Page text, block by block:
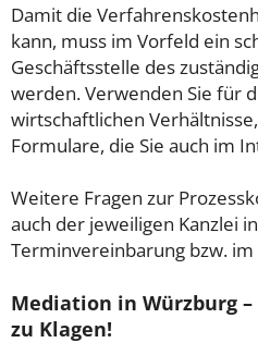
Damit die
kann, muss im Vorfeld ein
Geschäftsstelle des
werden. Verwenden Sie für
wirtschaftlichen
Formulare, die Sie auch im
Weitere Fragen zur
auch der jeweiligen Kanzlei
Terminvereinbarung bzw.
Mediation in Würzburg
zu Klagen!